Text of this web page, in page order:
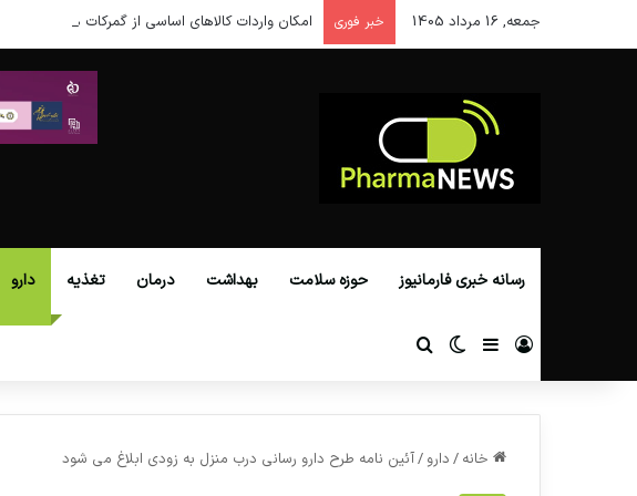
جمعه, 16 مرداد 1405 خبر فوری امکان واردات کالاهای اساسی از گمرکات همه استان‌ها
رسانه خبری فارمانیوز حوزه سلامت بهداشت درمان تغذیه دارو
ورود سایدبارتغییر پوسته
خانه / دارو /آئین نامه طرح دارو رسانی درب منزل به زودی ابلاغ می شود